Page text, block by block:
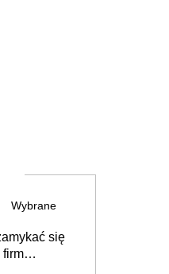
Wybrane
się
firm